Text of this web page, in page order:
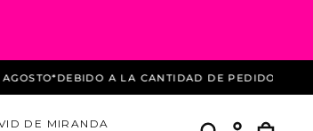
*DEBIDO A LA CANTIDAD DE PEDIDOS
DE MIRANDA